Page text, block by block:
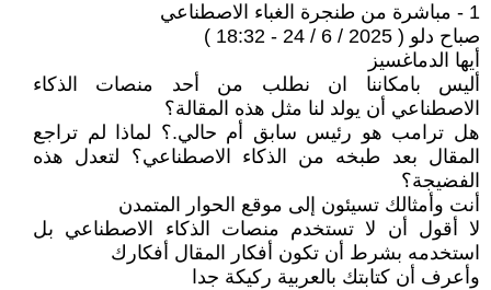
1 - مباشرة من طنجرة الغباء الاصطناعي
صباح دلو ( 2025 / 6 / 24 - 18:32 )
أيها الدماغسيز
أليس بامكاننا ان نطلب من أحد منصات الذكاء
الاصطناعي أن يولد لنا مثل هذه المقالة؟
هل ترامب هو رئيس سابق أم حالي.؟ لماذا لم تراجع
المقال بعد طبخه من الذكاء الاصطناعي؟ لتعدل هذه
الفضيجة؟
أنت وأمثالك تسيئون إلى موقع الحوار المتمدن
لا أقول أن لا تستخدم منصات الذكاء الاصطناعي بل
استخدمه بشرط أن تكون أفكار المقال أفكارك
وأعرف أن كتابتك بالعربية ركيكة جدا